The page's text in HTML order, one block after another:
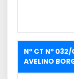
Nº CT Nº
AVELINO